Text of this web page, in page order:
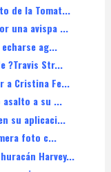
de la Tomat...
una avispa ...
ag...
?Travis Str...
a Cristina Fe...
a su ...
su aplicaci...
foto c...
Harvey...